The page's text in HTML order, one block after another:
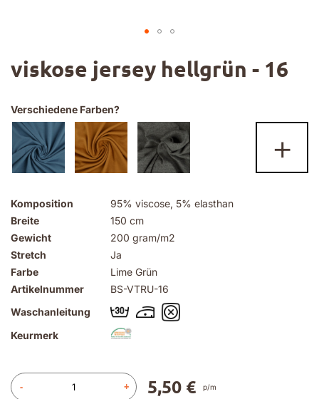
viskose jersey hellgrün - 16
Komposition
95% viscose, 5% elasthan
Breite
150 cm
Gewicht
200 gram/m2
Stretch
Ja
Farbe
Lime Grün
Artikelnummer
BS-VTRU-16
Waschanleitung
Keurmerk
- + 5,50 € p/m
Verschiedene Farben?
+
Anfang
der
springen